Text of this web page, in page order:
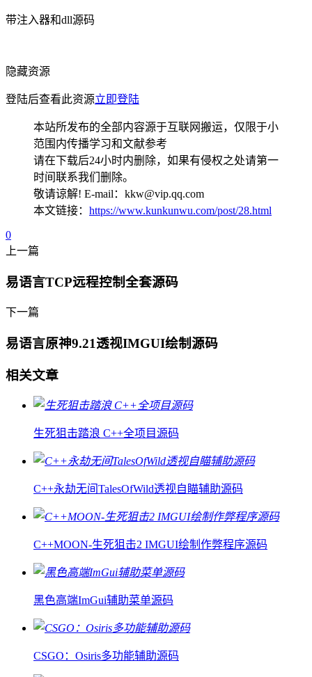
带注入器和dll源码
隐藏资源
登陆后查看此资源立即登陆
本站所发布的全部内容源于互联网搬运，仅限于小
范围内传播学习和文献参考
请在下载后24小时内删除，如果有侵权之处请第一
时间联系我们删除。
敬请谅解! E-mail：kkw@vip.qq.com
本文链接： https://www.kunkunwu.com/post/28.html
0
上一篇
易语言TCP远程控制全套源码
下一篇
易语言原神9.21透视IMGUI绘制源码
相关文章
生死狙击踏浪 C++全项目源码
C++永劫无间TalesOfWild透视自瞄辅助源码
C++MOON-生死狙击2 IMGUI绘制作弊程序源码
黑色高端ImGui辅助菜单源码
CSGO：Osiris多功能辅助源码